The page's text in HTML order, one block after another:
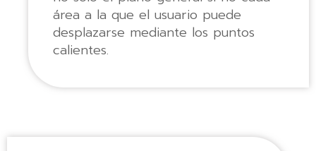
área a la que el usuario puede
desplazarse mediante los puntos
calientes.